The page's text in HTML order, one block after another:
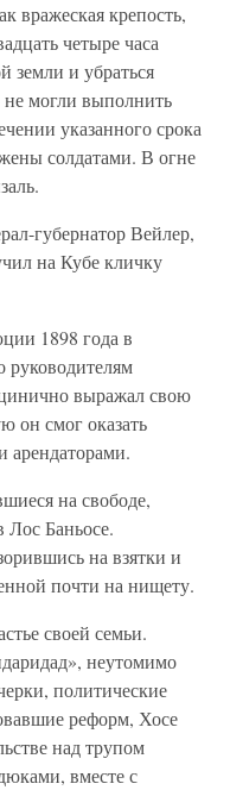
вражеская крепость,
четыре часа
земли и убраться
могли выполнить
указанного срока
солдатами. В огне
губернатор Вейлер,
на Кубе кличку
1898 года в
руководителям
выражал свою
он смог оказать
арендаторами.
на свободе,
Лос Баньосе.
на взятки и
почти на нищету.
своей семьи.
неутомимо
политические
реформ, Хосе
над трупом
вместе с